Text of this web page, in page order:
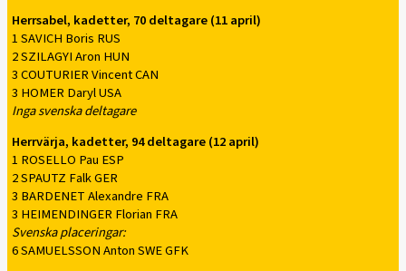
Herrsabel, kadetter, 70 deltagare (11 april)
1 SAVICH Boris RUS
2 SZILAGYI Aron HUN
3 COUTURIER Vincent CAN
3 HOMER Daryl USA
Inga svenska deltagare
Herrvärja, kadetter, 94 deltagare (12 april)
1 ROSELLO Pau ESP
2 SPAUTZ Falk GER
3 BARDENET Alexandre FRA
3 HEIMENDINGER Florian FRA
Svenska placeringar:
6 SAMUELSSON Anton SWE GFK